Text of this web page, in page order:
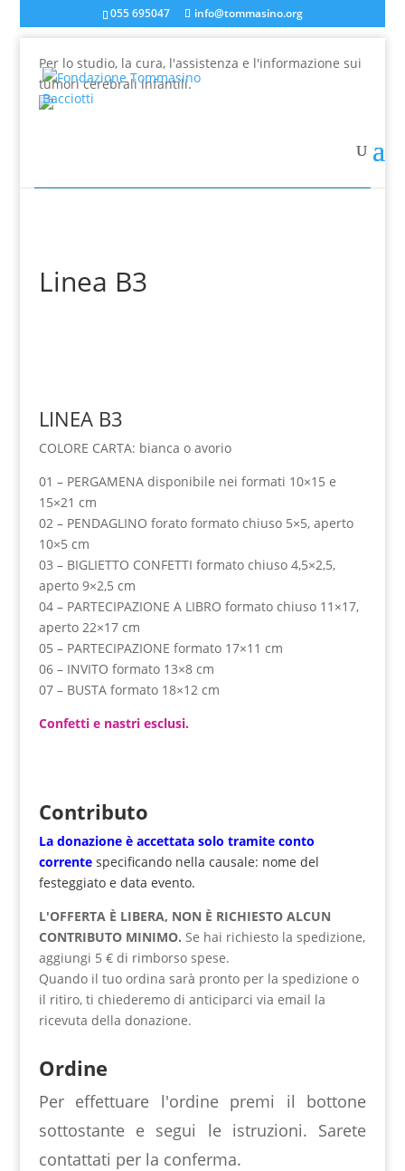
mail a info@tommasino.org o chiamare lo 055 695047
055 695047 info@tommasino.org
Per lo studio, la cura, l'assistenza e l'informazione sui
tumori cerebrali infantili.
Linea B3
LINEA B3
COLORE CARTA: bianca o avorio
01 – PERGAMENA disponibile nei formati 10×15 e
15×21 cm
02 – PENDAGLINO forato formato chiuso 5×5, aperto
10×5 cm
03 – BIGLIETTO CONFETTI formato chiuso 4,5×2,5,
aperto 9×2,5 cm
04 – PARTECIPAZIONE A LIBRO formato chiuso 11×17,
aperto 22×17 cm
05 – PARTECIPAZIONE formato 17×11 cm
06 – INVITO formato 13×8 cm
07 – BUSTA formato 18×12 cm
Confetti e nastri esclusi.
Contributo
La donazione è accettata solo tramiteconto
corrente specificando nella causale: nome del
festeggiato e data evento.
L'OFFERTA È LIBERA, NON È RICHIESTO ALCUN
CONTRIBUTO MINIMO. Se hai richiesto la spedizione,
aggiungi 5 € di rimborso spese.
Quando il tuo ordina sarà pronto per la spedizione o
il ritiro, ti chiederemo di anticiparci via email la
ricevuta della donazione.
Ordine
Per effettuare l'ordine premi il bottone
sottostante e segui le istruzioni. Sarete
contattati per la conferma.